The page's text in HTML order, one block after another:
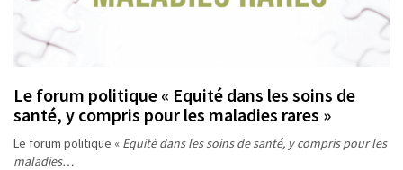
Le forum politique « Equité dans les soins de
santé, y compris pour les maladies rares »
Le forum politique « Equité dans les soins de santé, y compris pour les
maladies…